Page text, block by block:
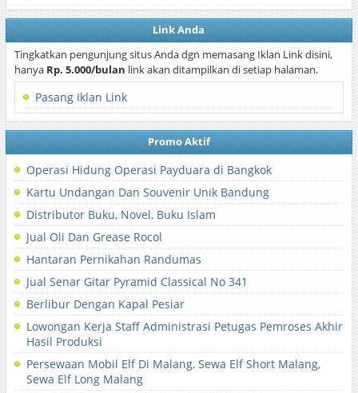
Link Anda
Tingkatkan pengunjung situs Anda dgn memasang Iklan Link disini,
hanya Rp. 5.000/bulan link akan ditampilkan di setiap halaman.
Pasang Iklan Link
Promo Aktif
Operasi Hidung Operasi Payduara di Bangkok
Kartu Undangan Dan Souvenir Unik Bandung
Distributor Buku, Novel, Buku Islam
Jual Oli Dan Grease Rocol
Hantaran Pernikahan Randumas
Jual Senar Gitar Pyramid Classical No 341
Berlibur Dengan Kapal Pesiar
Lowongan Kerja Staff Administrasi Petugas Pemroses Akhir
Hasil Produksi
Persewaan Mobil Elf Di Malang, Sewa Elf Short Malang,
Sewa Elf Long Malang